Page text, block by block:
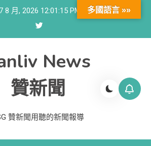
8 月, 2026 12:01:16 PM
News
贊新聞
贊新聞用聽的新聞報導
多國語言 »»